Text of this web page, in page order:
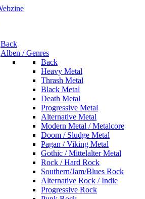
Back
Alben / Genres
Back
Heavy Metal
Thrash Metal
Black Metal
Death Metal
Progressive Metal
Alternative Metal
Modern Metal / Metalcore
Doom / Sludge Metal
Pagan / Viking Metal
Gothic / Mittelalter Metal
Rock / Hard Rock
Southern/Jam/Blues Rock
Alternative Rock / Indie
Progressive Rock